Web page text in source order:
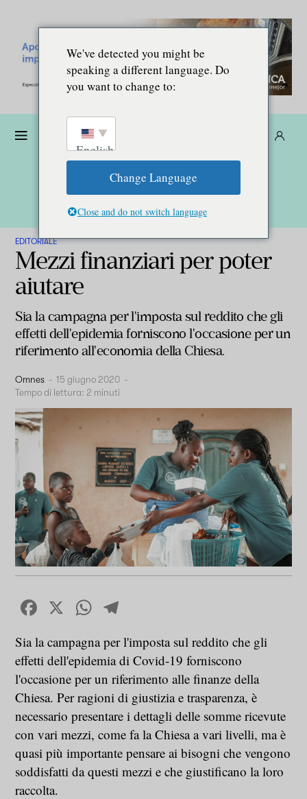
EDITORIALE
Mezzi finanziari per poter
aiutare
Sia la campagna per l'imposta sul reddito che gli
effetti dell'epidemia forniscono l'occasione per un
riferimento all'economia della Chiesa.
Omnes - 15 giugno 2020 -
Tempo di lettura: 2 minuti
Facebook
X WhatsApp
Sia la campagna per l'imposta sul reddito che gli
effetti dell'epidemia di Covid-19 forniscono
l'occasione per un riferimento alle finanze della
Chiesa. Per ragioni di giustizia e trasparenza, è
necessario presentare i dettagli delle somme ricevute
con vari mezzi, come fa la Chiesa a vari livelli, ma è
quasi più importante pensare ai bisogni che vengono
soddisfatti da questi mezzi e che giustificano la loro
raccolta.
We've detected you might be
speaking a different language. Do
you want to change to:
English
Change Language
Close and do not switch language